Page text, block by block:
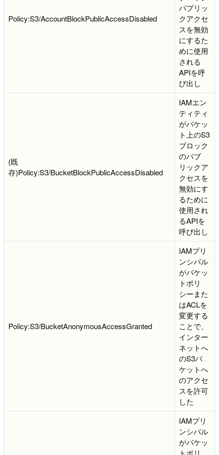
Policy:S3/AccountBlockPublicAccessDisabled
パブリッ
クアクセ
スを無効
にするた
めに使用
される
APIを呼
び出し
(既
存)Policy:S3/BucketBlockPublicAccessDisabled
IAMエン
ティティ
がバケッ
ト上のS3
ブロック
のパブ
リックア
クセスを
無効にす
るために
使用され
るAPIを
呼び出し
Policy:S3/BucketAnonymousAccessGranted
IAMプリ
ンシパル
がバケッ
トポリ
シーまた
はACLを
変更する
ことで、
インター
ネットへ
のS3バ
ケットへ
のアクセ
スを許可
した
IAMプリ
ンシパル
がバケッ